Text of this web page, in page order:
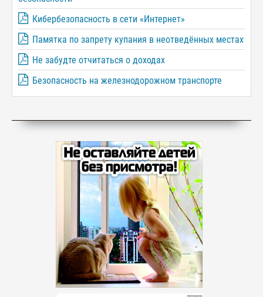
Кибербезопасность в сети «Интернет»
Памятка по запрету купания в неотведённых местах
Не забудте отчитаться о доходах
Безопасность на железнодорожном транспорте